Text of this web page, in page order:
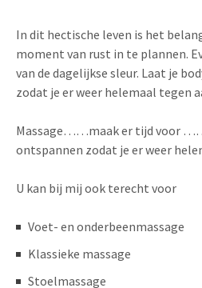
In dit hectische leven is het
moment van rust in te plannen.
van de dagelijkse sleur. Laat je
zodat je er weer helemaal tegen
Massage……maak er tijd voor
ontspannen zodat je er weer
U kan bij mij ook terecht voor
Voet- en onderbeenmassage
Klassieke massage
Stoelmassage